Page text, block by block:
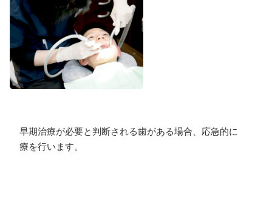
早期治療が必要と判断される歯がある場合、応急的に治
療を行います。